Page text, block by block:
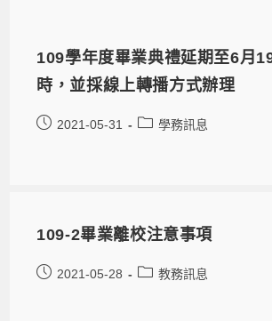
109學年度畢業典禮延期至6月
時，並採線上轉播方式辦理
2021-05-31 學務訊息
109-2畢業離校注意事項
2021-05-28 教務訊息